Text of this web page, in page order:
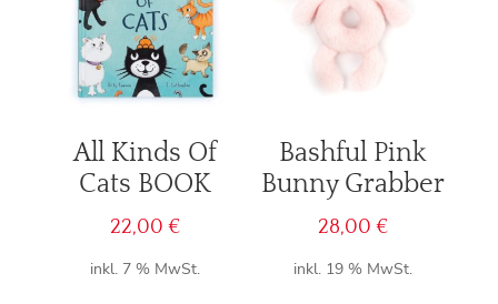
All Kinds Of
Cats BOOK
22,00€
inkl. 7 % MwSt.
Bashful Pink
Bunny Grabber
28,00 €
inkl. 19 % MwSt.